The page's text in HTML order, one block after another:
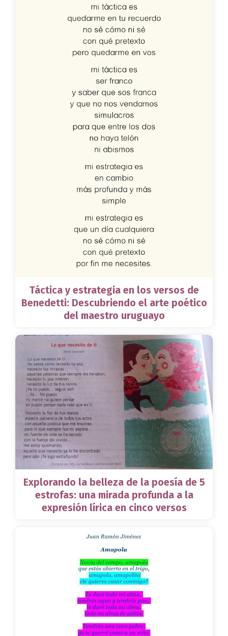
Táctica y estrategia en los versos de
Benedetti: Descubriendo el arte poético
del maestro uruguayo
Explorando la belleza de la poesía de 5
estrofas: una mirada profunda a la
expresión lírica en cinco versos